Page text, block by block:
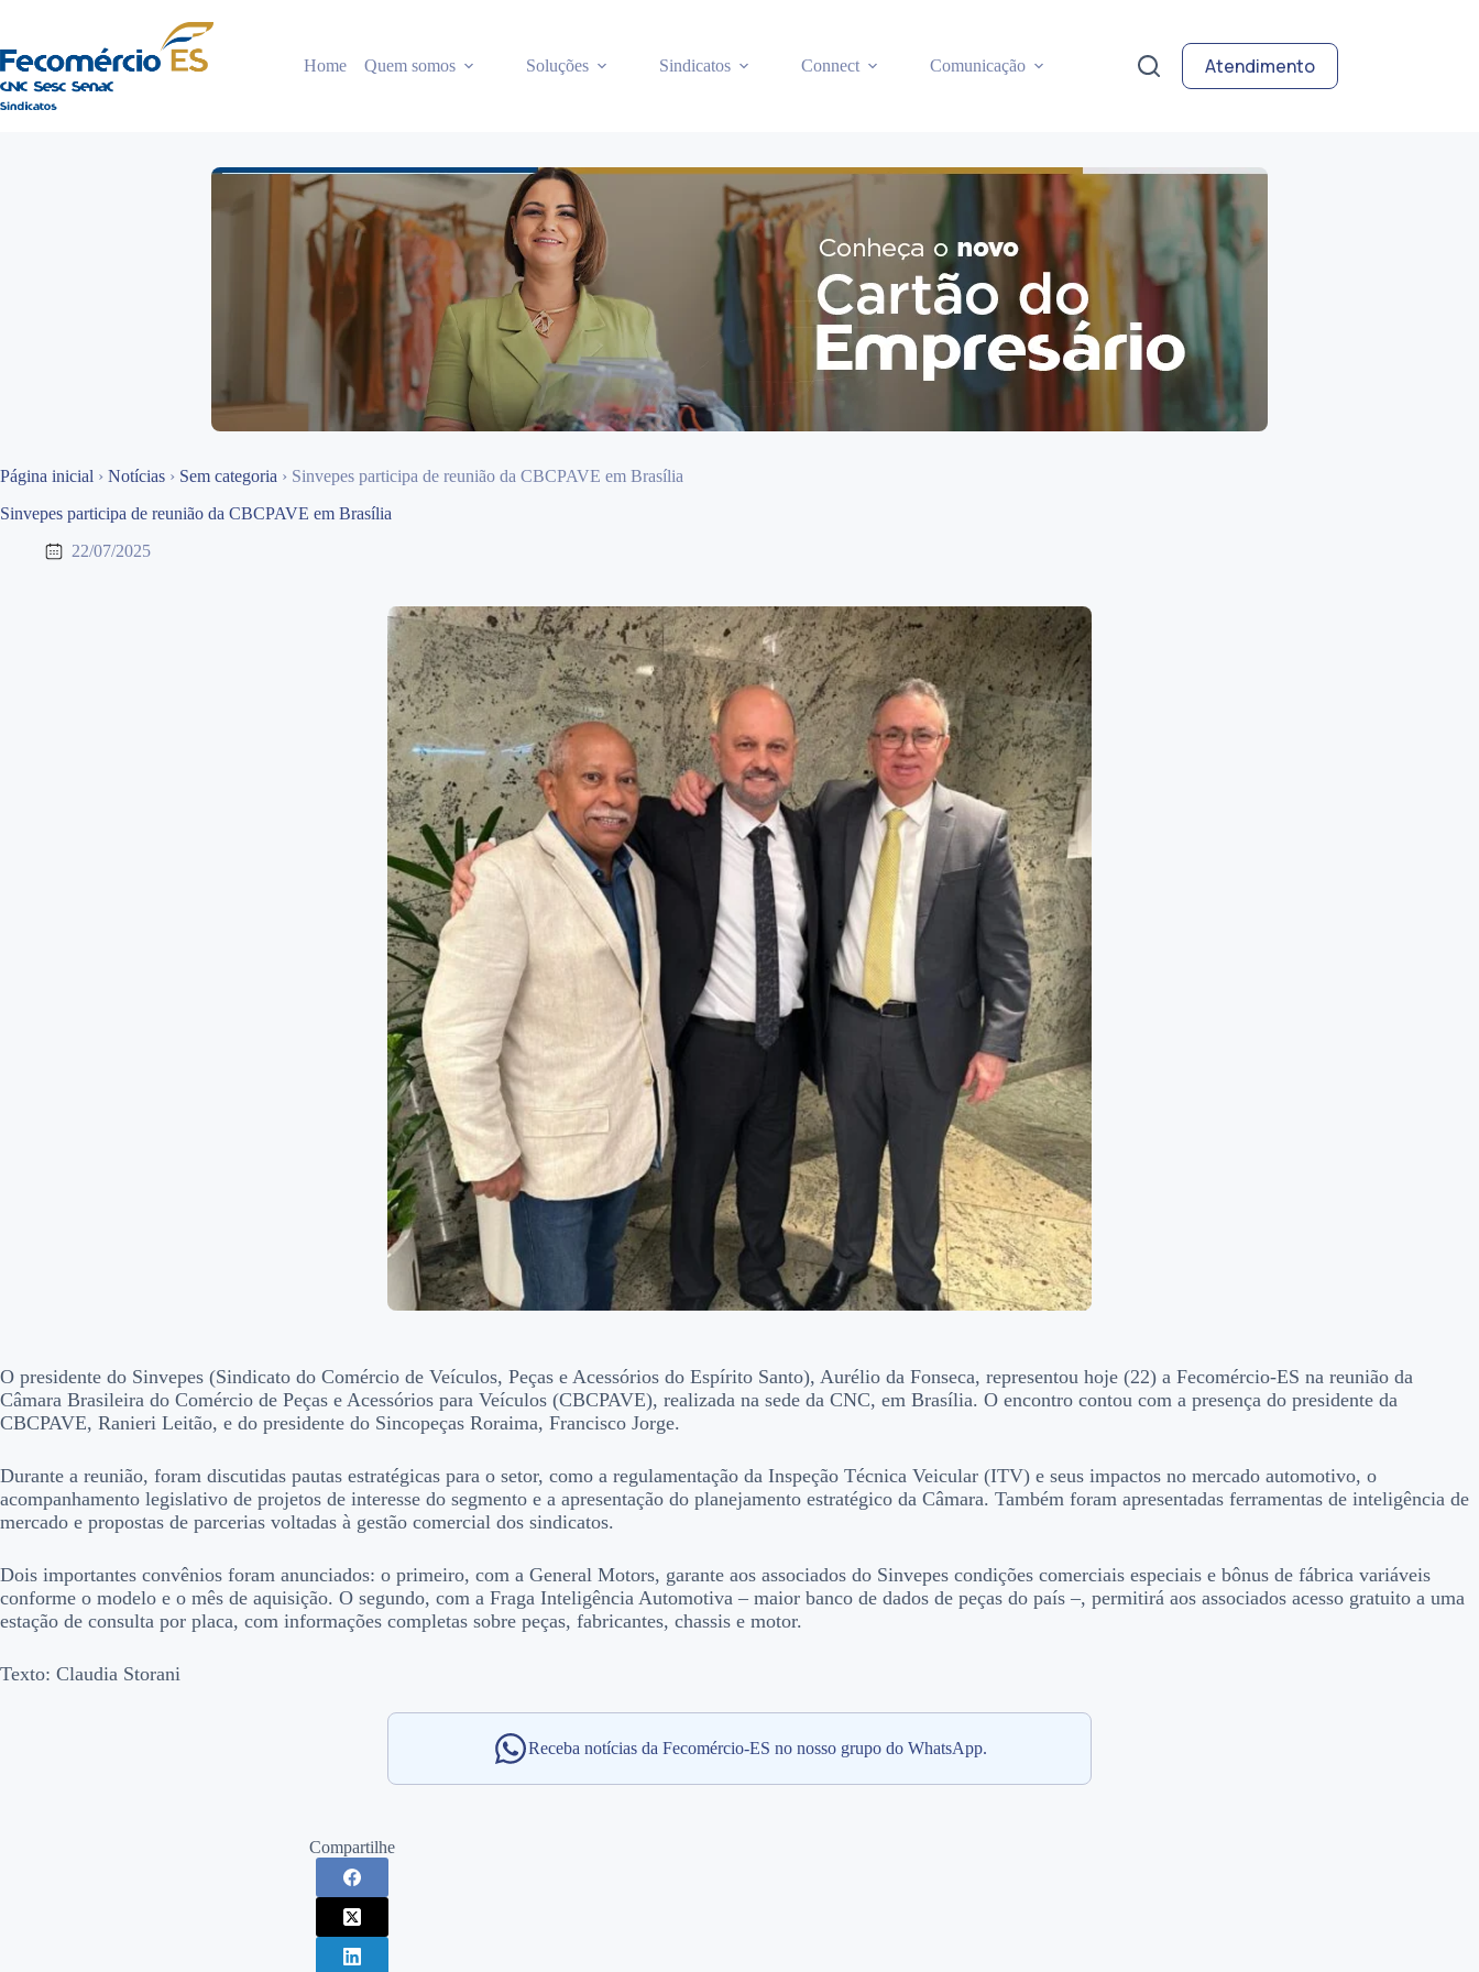
o
conteúdo
Home Quem somos Soluções Sindicatos Connect Comunicação Atendimento
Página inicial › Notícias › Sem categoria › Sinvepes participa de reunião da CBCPAVE em Brasília
Sinvepes participa de reunião da CBCPAVE em Brasília
22/07/2025
O presidente do Sinvepes (Sindicato do Comércio de Veículos, Peças e Acessórios do Espírito Santo), Aurélio da Fonseca, representou hoje (22) a Fecomércio-ES na reunião da
Câmara Brasileira do Comércio de Peças e Acessórios para Veículos (CBCPAVE), realizada na sede da CNC, em Brasília. O encontro contou com a presença do presidente da
CBCPAVE, Ranieri Leitão, e do presidente do Sincopeças Roraima, Francisco Jorge.
Durante a reunião, foram discutidas pautas estratégicas para o setor, como a regulamentação da Inspeção Técnica Veicular (ITV) e seus impactos no mercado automotivo, o
acompanhamento legislativo de projetos de interesse do segmento e a apresentação do planejamento estratégico da Câmara. Também foram apresentadas ferramentas de inteligência de
mercado e propostas de parcerias voltadas à gestão comercial dos sindicatos.
Dois importantes convênios foram anunciados: o primeiro, com a General Motors, garante aos associados do Sinvepes condições comerciais especiais e bônus de fábrica variáveis
conforme o modelo e o mês de aquisição. O segundo, com a Fraga Inteligência Automotiva – maior banco de dados de peças do país –, permitirá aos associados acesso gratuito a uma
estação de consulta por placa, com informações completas sobre peças, fabricantes, chassis e motor.
Texto: Claudia Storani
Receba notícias da Fecomércio-ES no nosso grupo do WhatsApp.
Compartilhe